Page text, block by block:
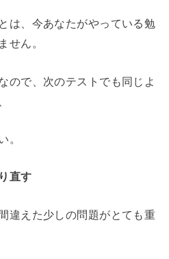
は、今あなたがやっている勉
せん。
ので、次のテストでも同じよ
。
直す
違えた少しの問題がとても重